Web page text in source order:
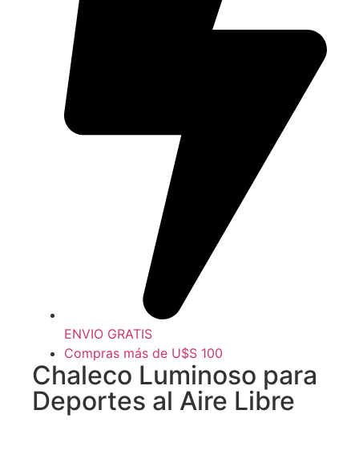
ENVIO GRATIS
Compras más de U$S 100
Chaleco Luminoso para
Deportes al Aire Libre